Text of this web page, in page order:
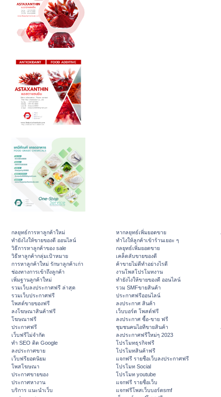
กลยุทธ์การหาลูกค้าใหม่
ทํายังไงให้ขายของดี ออนไลน์
วิธีการหาลูกค้าของ sale
วิธีหาลูกค้ากลุ่มเป้าหมาย
การหาลูกค้าใหม่ รักษาลูกค้าเก่า
ช่องทางการเข้าถึงลูกค้า
เพิ่มฐานลูกค้าใหม่
รวมเว็บลงประกาศฟรี ล่าสุด
รวมเว็บประกาศฟรี
โพสต์ขายของฟรี
ลงโฆษณาสินค้าฟรี
โฆษณาฟรี
ประกาศฟรี
เว็บฟรีไม่จำกัด
ทำ SEO ติด Google
ลงประกาศขาย
เว็บฟรียอดนิยม
โพสโฆษณา
ประกาศขายของ
ประกาศหางาน
บริการ แนะนำเว็บ
หากลยุทธ์เพิ่มยอดขาย
ทําไงให้ลูกค้าเข้าร้านเยอะ ๆ
กลยุทธ์เพิ่มยอดขาย
เคล็ดลับขายของดี
ค้าขายไม่ดีทำอย่างไรดี
งานโพสโปรโมทงาน
ทํายังไงให้ขายของดี ออนไลน์
รวม SMFขายสินค้า
ประกาศฟรีออนไลน์
ลงประกาศ สินค้า
เว็บบอร์ด โพสต์ฟรี
ลงประกาศ ซื้อ-ขาย ฟรี
ชุมชนคนไอทีขายสินค้า
ลงประกาศฟรีใหม่ๆ 2023
โปรโมทธุรกิจฟรี
โปรโมทสินค้าฟรี
แจกฟรี รายชื่อเว็บลงประกาศฟรี
โปรโมท Social
โปรโมท youtube
แจกฟรี รายชื่อเว็บ
แจกฟรีโพสเว็บบอร์ดsmf